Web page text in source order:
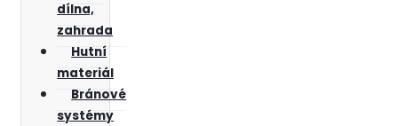
dílna,
zahrada
Hutní
materiál
Bránové
systémy